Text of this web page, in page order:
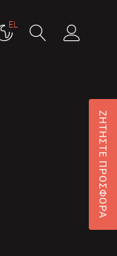
EL
ΖΗΤΗΣΤΕ ΠΡΟΣΦΟΡΑ